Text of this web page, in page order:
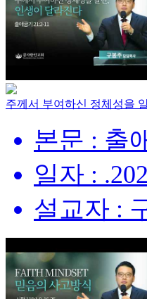
주께서 부여하신 정체성을
본문 : 출
일자 :
설교자 :